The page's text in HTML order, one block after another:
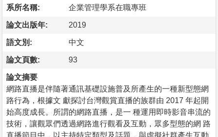
系所名稱: 企業管理學系在職專班
論文出版年: 2019
語文別: 中文
論文頁數: 93
論文摘要
網路直播是伴隨著通訊基礎設施普及所產生的一種新型態網
路行為，根據文 獻探討台灣觀賞直播的族群由 2017 年起開
始高度成長。所謂的網路直播，是一 種運用即時影音串流的
技術，讓觀眾們透過網路進行觀看及互動，眾多型態的網 路
直播節目中，以主持特定類型及話題，與虛擬社群產生互動